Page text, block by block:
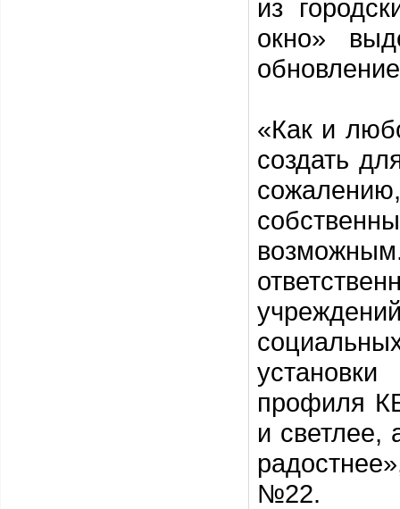
из
окно»
«Как и
создать
профиля
и светлее,
№22.